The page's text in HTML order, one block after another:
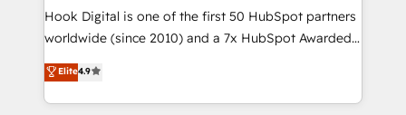
reach their full potential by providing transparent,
relationship-driven support. With over 300 HubSpot
technical know-how and strategic guidance you
need to succeed.
Hook Digital is one of the first 50 HubSpot partners
worldwide (since 2010) and a 7x HubSpot Awarded
Elite Partner. With 500+ projects across the U.S.,
Brazil, and LATAM, we combine global expertise with
regional experience. Today, we are Brazil’s largest
Elite4.9